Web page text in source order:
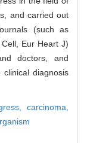
and carried out
(such as
Eur Heart J)
doctors, and
diagnosis
carcinoma,